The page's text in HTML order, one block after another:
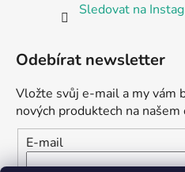
Sledovat na
Odebírat newsletter
Vložte svůj e-mail a my vám
nových produktech na našem
E-mail